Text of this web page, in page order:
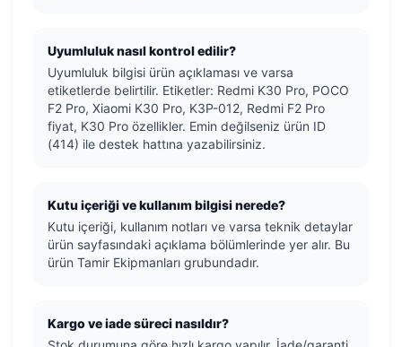
Uyumluluk nasıl kontrol edilir?
Uyumluluk bilgisi ürün açıklaması ve varsa
etiketlerde belirtilir. Etiketler: Redmi K30 Pro, POCO
F2 Pro, Xiaomi K30 Pro, K3P-012, Redmi F2 Pro
fiyat, K30 Pro özellikler. Emin değilseniz ürün ID
(414) ile destek hattına yazabilirsiniz.
Kutu içeriği ve kullanım bilgisi nerede?
Kutu içeriği, kullanım notları ve varsa teknik detaylar
ürün sayfasındaki açıklama bölümlerinde yer alır. Bu
ürün Tamir Ekipmanları grubundadır.
Kargo ve iade süreci nasıldır?